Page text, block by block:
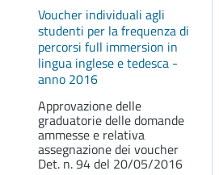
Voucher individuali agli
studenti per la frequenza di
percorsi full immersion in
lingua inglese e tedesca -
anno 2016
Approvazione delle
graduatorie delle domande
ammesse e relativa
assegnazione dei voucher
Det. n. 94 del 20/05/2016